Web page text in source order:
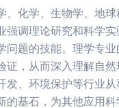
、化学、生物学、地球
强调理论研究和科学实
问题的技能。理学专业
证，从而深入理解自然
发、环境保护等行业从
的基石，为其他应用科